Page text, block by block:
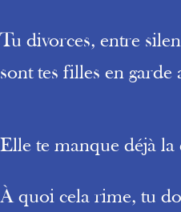
Tu divorces, entre
sont tes filles en garde
Elle te manque déjà la
À quoi cela rime, tu